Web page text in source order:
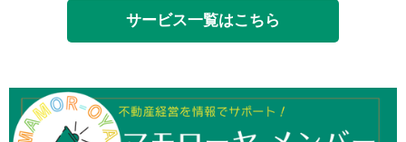
サービス一覧はこちら